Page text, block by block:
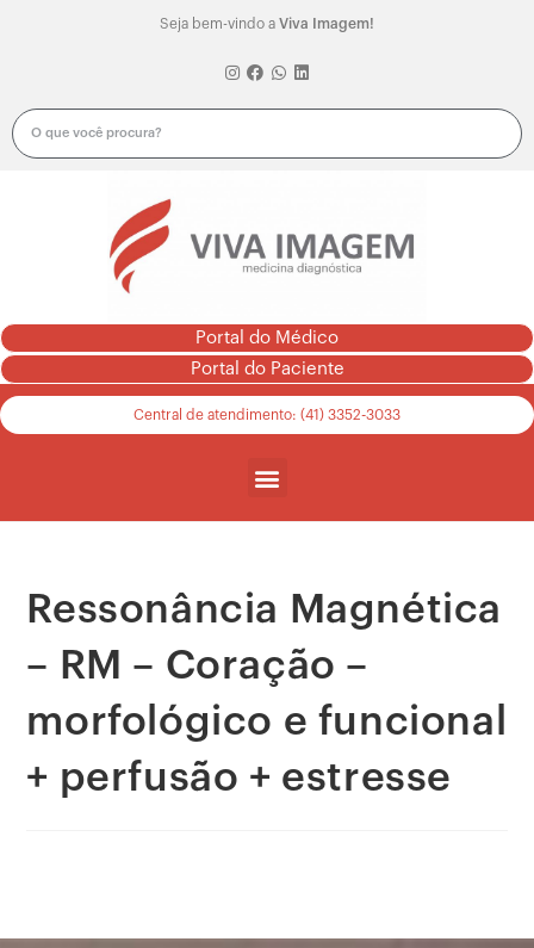
Seja bem-vindo a Viva Imagem!
Portal do Médico
Portal do Paciente
Central de atendimento: (41) 3352-3033
Ressonância Magnética
– RM – Coração –
morfológico e funcional
+ perfusão + estresse